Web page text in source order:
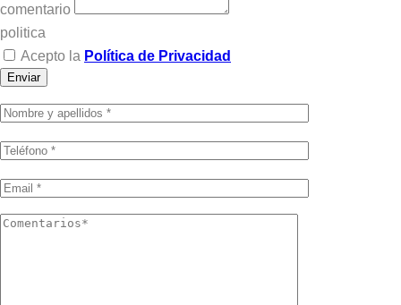
comentario
politica
Acepto la Política de Privacidad
Enviar